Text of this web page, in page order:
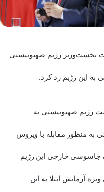
نخست‌وزیر رژیم صهیونیستی
به این رژیم رد کرد.
رژیم صهیونیستی به
به منظور مقابله با ویروس
جاسوسی خارجی این رژیم
آزمایش ابتلا به این